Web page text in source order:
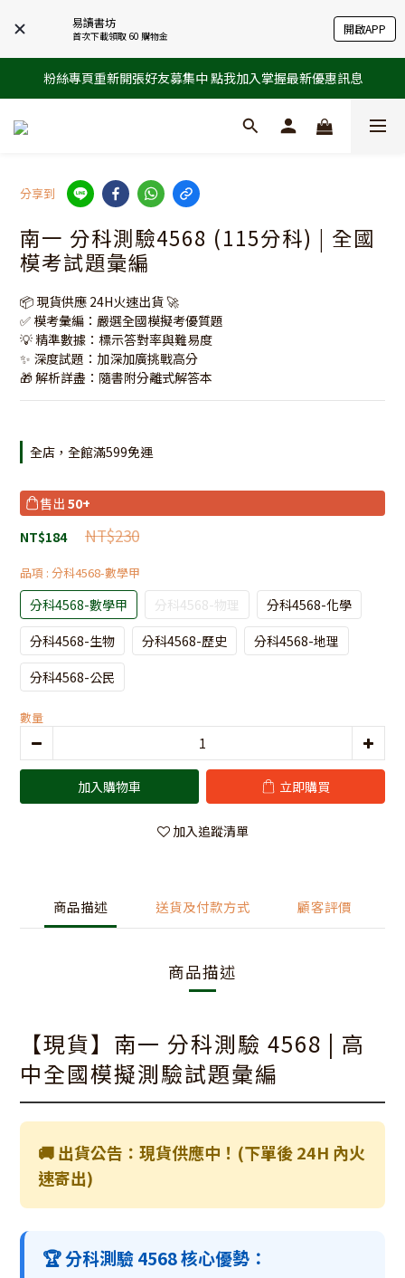
易讀書坊
首次下載領取 60 購物金 開啟APP
粉絲專頁重新開張好友募集中 點我加入掌握最新優惠訊息
分享到
南一 分科測驗4568 (115分科) | 全國
模考試題彙編
📦 現貨供應 24H火速出貨 🚀
✅ 模考彙編：嚴選全國模擬考優質題
💡 精準數據：標示答對率與難易度
✨ 深度試題：加深加廣挑戰高分
🎁 解析詳盡：隨書附分離式解答本
全店，全館滿599免運
售出 50+
NT$230
NT$184
品項 : 分科4568-數學甲
分科4568-數學甲 分科4568-物理
分科4568-化學
分科4568-生物
分科4568-歷史
分科4568-地理
分科4568-公民
數量
加入購物車 立即購買
加入追蹤清單
商品描述 送貨及付款方式 顧客評價
商品描述
【現貨】南一 分科測驗 4568 | 高
中全國模擬測驗試題彙編
🚚 出貨公告：現貨供應中！(下單後 24H 內火
速寄出)
🏆 分科測驗 4568 核心優勢：